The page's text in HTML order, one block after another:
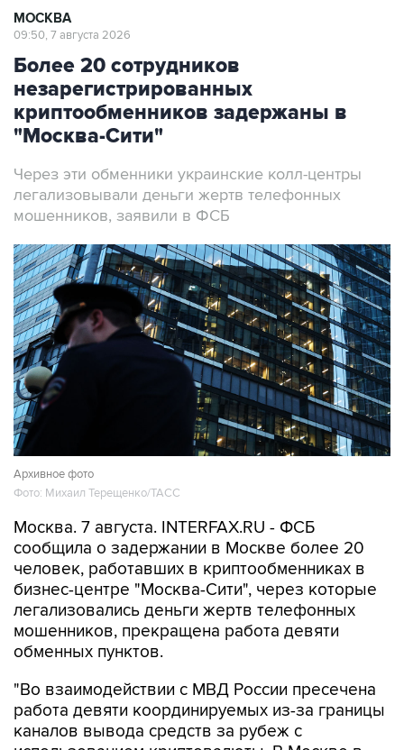
МОСКВА
09:50, 7 августа 2026
Более 20 сотрудников
незарегистрированных
криптообменников задержаны в
"Москва-Сити"
Через эти обменники украинские колл-центры
легализовывали деньги жертв телефонных
мошенников, заявили в ФСБ
Архивное фото
Фото: Михаил Терещенко/ТАСС
Москва. 7 августа. INTERFAX.RU - ФСБ
сообщила о задержании в Москве более 20
человек, работавших в криптообменниках в
бизнес-центре "Москва-Сити", через которые
легализовались деньги жертв телефонных
мошенников, прекращена работа девяти
обменных пунктов.
"Во взаимодействии с МВД России пресечена
работа девяти координируемых из-за границы
каналов вывода средств за рубеж с